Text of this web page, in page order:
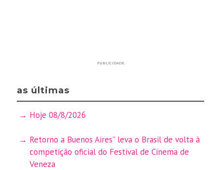
PUBLICIDADE
as últimas
Hoje 08/8/2026
Retorno a Buenos Aires” leva o Brasil de volta à
competição oficial do Festival de Cinema de
Veneza